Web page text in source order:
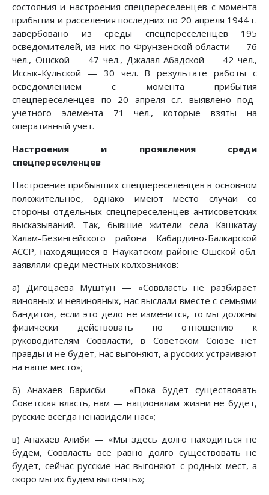
состояния и настроения спецпереселенцев с момента
прибытия и расселения последних по 20 апреля 1944 г.
завербовано из среды спецпереселенцев 195
осведомителей, из них: по Фрунзенской области — 76
чел., Ошской — 47 чел., Джалал-Абадской — 42 чел.,
Иссык-Кульской — 30 чел. В результате работы с
осведомлением с момента прибытия
спецпереселенцев по 20 апреля с.г. выявлено под-
учетного элемента 71 чел., которые взяты на
оперативный учет.
Настроения и проявления среди
спецпереселенцев
Настроение прибывших спецпереселенцев в основном
положительное, однако имеют место случаи со
стороны отдельных спецпереселенцев антисоветских
высказываний. Так, бывшие жители села Кашкатау
Халам-Безингейского района Кабардино-Балкарской
АССР, находящиеся в Наукатском районе Ошской обл.
заявляли среди местных колхозников:
а) Дигоцаева Муштун — «Соввласть не разбирает
виновных и невиновных, нас выслали вместе с семьями
бандитов, если это дело не изменится, то мы должны
физически действовать по отношению к
руководителям Соввласти, в Советском Союзе нет
правды и не будет, нас выгоняют, а русских устраивают
на наше место»;
б) Анахаев Барисби — «Пока будет существовать
Советская власть, нам — националам жизни не будет,
русские всегда ненавидели нас»;
в) Анахаев Алиби — «Мы здесь долго находиться не
будем, Соввласть все равно долго существовать не
будет, сейчас русские нас выгоняют с родных мест, а
скоро мы их будем выгонять»;